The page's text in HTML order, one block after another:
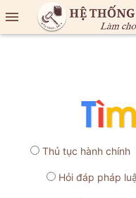

Thủ tục hành chính
Hỏi đáp pháp